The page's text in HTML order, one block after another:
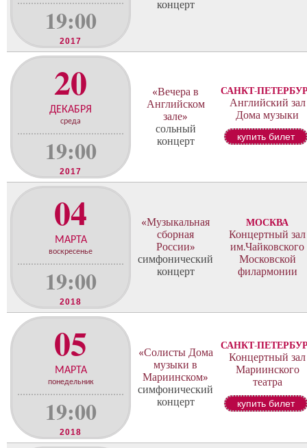
19:00
2017
концерт
20
ДЕКАБРЯ
среда
19:00
2017
«Вечера в
Английском
зале»
сольный
концерт
САНКТ-
Английский зал
Дома музыки
купить билет
04
МАРТА
воскресенье
19:00
2018
«Музыкальная
сборная
России»
симфонический
концерт
МОСКВА
Концертный зал
им.Чайковского
Московской
филармонии
05
МАРТА
понедельник
19:00
2018
«Солисты Дома
музыки в
Мариинском»
симфонический
концерт
САНКТ-
Концертный зал
Мариинского
театра
купить билет